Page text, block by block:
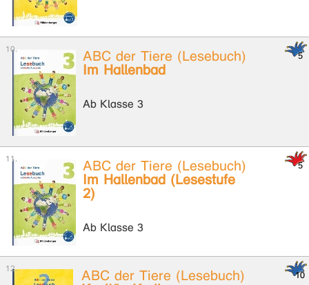
ABC der Tiere (Lesebuch)
Im Hallenbad
Ab Klasse 3
ABC der Tiere (Lesebuch)
Im Hallenbad (Lesestufe
2)
Ab Klasse 3
ABC der Tiere (Lesebuch)